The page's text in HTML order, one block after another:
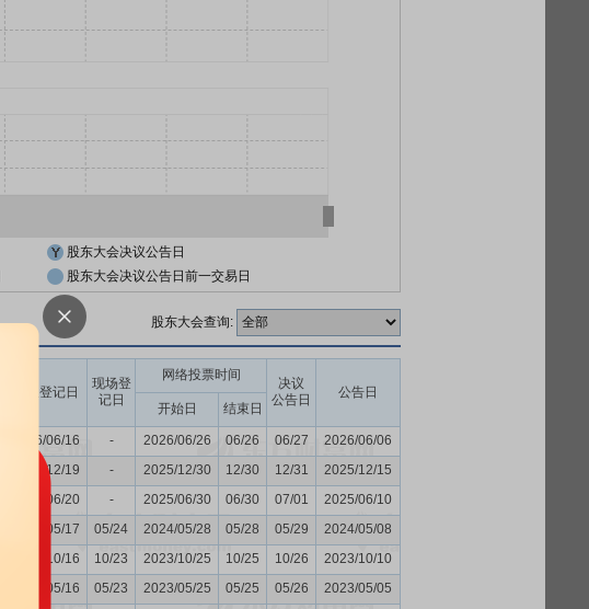
股东大会决议公告日
股东大会决议公告日前一交易日
股东大会查询:
股权登记日
现场登
记日
网络投票时间
决议
公告日
公告日
开始日 结束日
2026/06/16 - 2026/06/26 06/26 06/27
2026/06/06
2025/12/19 - 2025/12/30 12/30 12/31
2025/12/15
2025/06/20 - 2025/06/30 06/30 07/01
2025/06/10
2024/05/17 05/24 2024/05/28 05/28 05/29
2024/05/08
2023/10/16 10/23 2023/10/25 10/25 10/26
2023/10/10
2023/05/16 05/23 2023/05/25 05/25 05/26
2023/05/05